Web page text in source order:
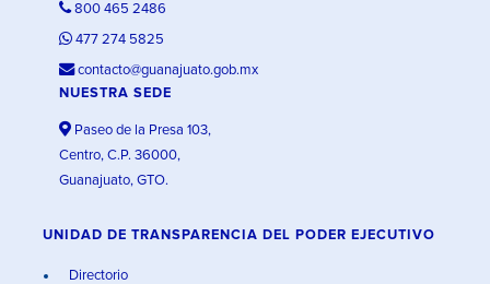
800 465 2486
477 274 5825
contacto@guanajuato.gob.mx
NUESTRA SEDE
Paseo de la Presa 103,
Centro, C.P. 36000,
Guanajuato, GTO.
UNIDAD DE TRANSPARENCIA DEL PODER EJECUTIVO
Directorio